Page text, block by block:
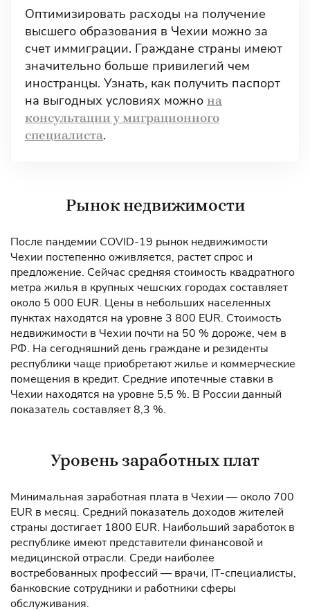
Оптимизировать расходы на получение
высшего образования в Чехии можно за
счет иммиграции. Граждане страны имеют
значительно больше привилегий чем
иностранцы. Узнать, как получить паспорт
на выгодных условиях можно на
консультации у миграционного
специалиста.
Рынок недвижимости
После пандемии COVID-19 рынок недвижимости
Чехии постепенно оживляется, растет спрос и
предложение. Сейчас средняя стоимость квадратного
метра жилья в крупных чешских городах составляет
около 5 000 EUR. Цены в небольших населенных
пунктах находятся на уровне 3 800 EUR. Стоимость
недвижимости в Чехии почти на 50 % дороже, чем в
РФ. На сегодняшний день граждане и резиденты
республики чаще приобретают жилье и коммерческие
помещения в кредит. Средние ипотечные ставки в
Чехии находятся на уровне 5,5 %. В России данный
показатель составляет 8,3 %.
Уровень заработных плат
Минимальная заработная плата в Чехии — около 700
EUR в месяц. Средний показатель доходов жителей
страны достигает 1800 EUR. Наибольший заработок в
республике имеют представители финансовой и
медицинской отрасли. Среди наиболее
востребованных профессий — врачи, IT-специалисты,
банковские сотрудники и работники сферы
обслуживания.